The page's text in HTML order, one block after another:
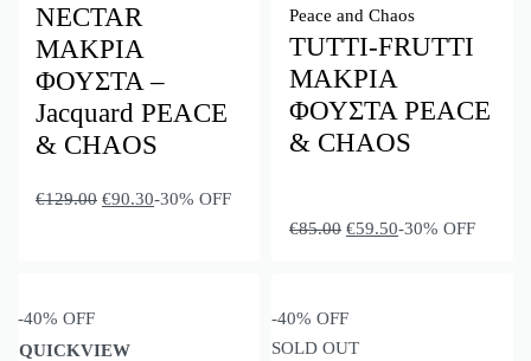
NECTAR
ΜΑΚΡΙΑ
ΦΟΥΣΤΑ –
Jacquard PEACE
& CHAOS
€129.00 €90.30-30% OFF
Peace and Chaos
TUTTI-FRUTTI
ΜΑΚΡΙΑ
ΦΟΥΣΤΑ PEACE
& CHAOS
€85.00 €59.50-30% OFF
-40% OFF
QUICKVIEW
-40% OFF
SOLD OUT